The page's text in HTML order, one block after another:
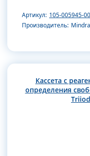
Артикул: 105-005945-00
Производитель:
Кассета с
определения